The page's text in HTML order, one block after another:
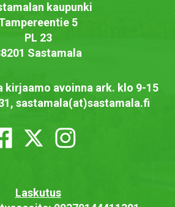
kaupunki
5
PL 23
Sastamala
kirjaamo avoinna ark. klo 9-15
sastamala(at)sastamala.fi
Laskutus